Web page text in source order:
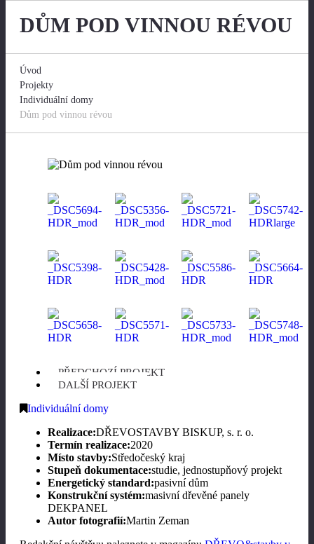
DŮM POD VINNOU RÉVOU
Úvod
Projekty
Individuální domy
Dům pod vinnou révou
PŘEDCHOZÍ PROJEKT
DALŠÍ PROJEKT
Individuální domy
Realizace:DŘEVOSTAVBY BISKUP, s. r. o.
Termín realizace:2020
Místo stavby:Středočeský kraj
Stupeň dokumentace:studie, jednostupňový projekt
Energetický standard:pasivní dům
Konstrukční systém:masivní dřevěné panely
DEKPANEL
Autor fotografií:Martin Zeman